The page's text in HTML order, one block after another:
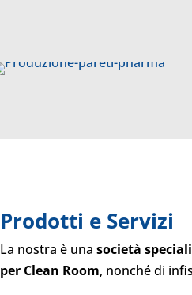
Prodotti e Servizi
La nostra è unasocietà
per Clean Room, nonché di